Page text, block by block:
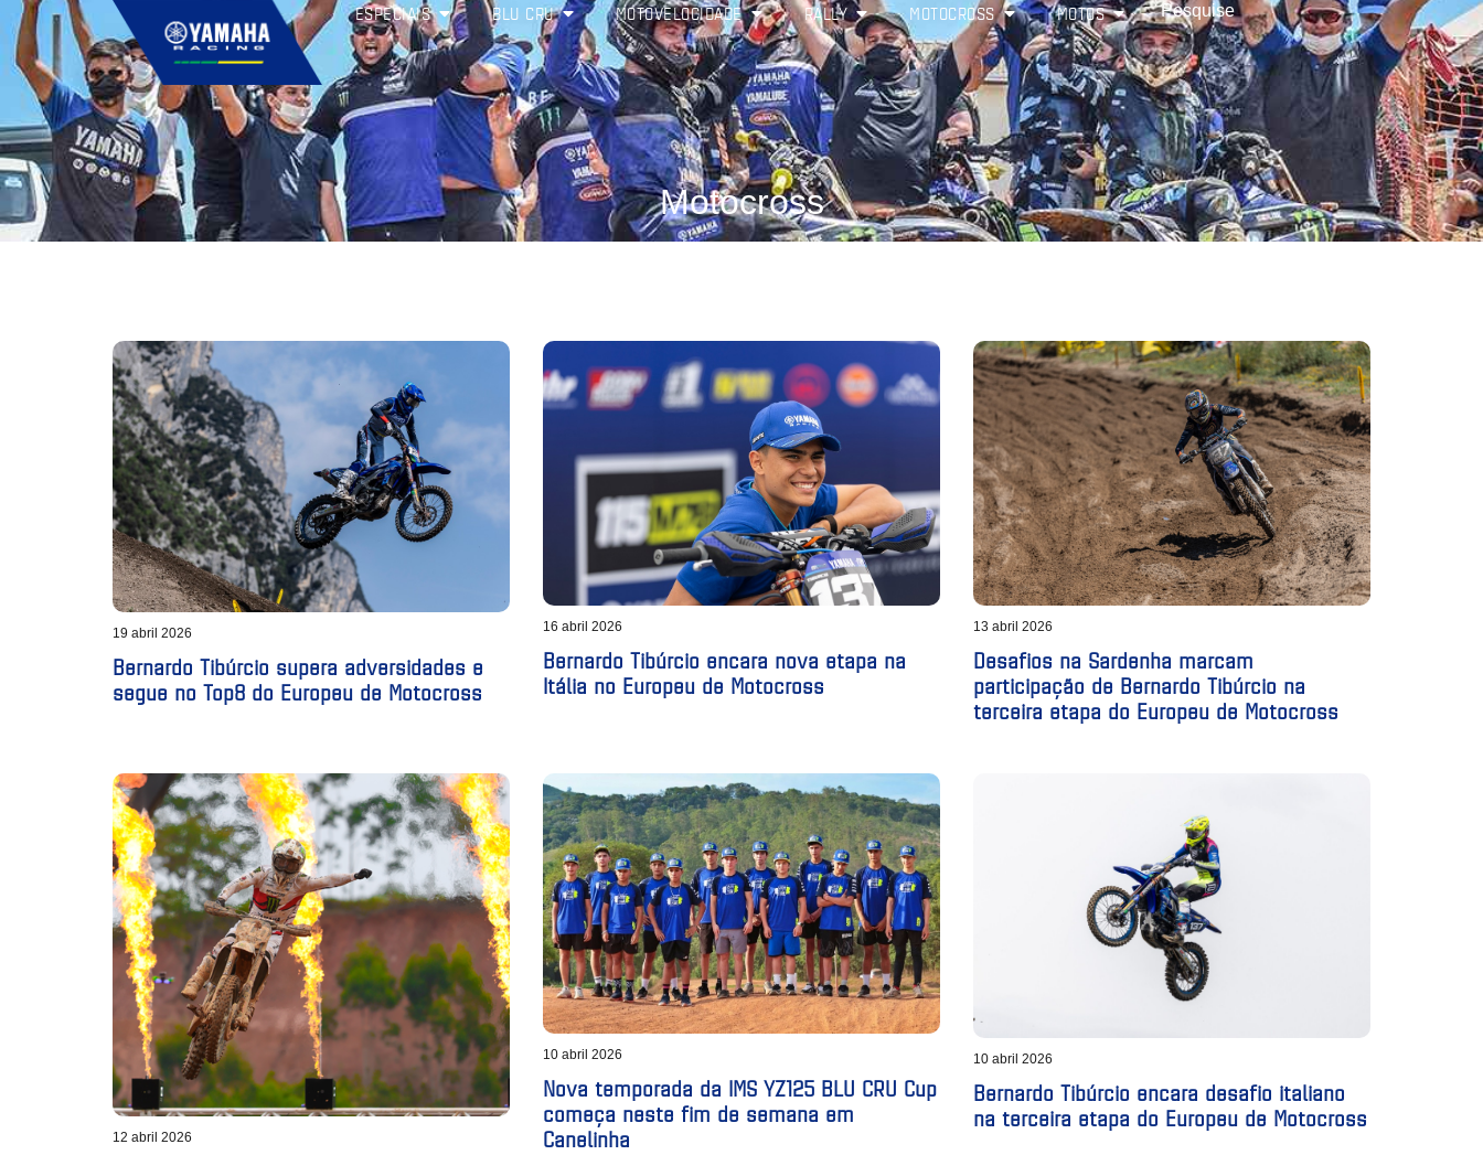
ESPECIAIS BLU CRU MOTOVELOCIDADE RALLY MOTOCROSS MOTOS
Motocross
19 abril 2026
Bernardo Tibúrcio supera adversidades e
segue no Top8 do Europeu de Motocross
16 abril 2026
Bernardo Tibúrcio encara nova etapa na
Itália no Europeu de Motocross
13 abril 2026
Desafios na Sardenha marcam
participação de Bernardo Tibúrcio na
terceira etapa do Europeu de Motocross
12 abril 2026
10 abril 2026
Nova temporada da IMS YZ125 BLU CRU Cup
começa neste fim de semana em
Canelinha
10 abril 2026
Bernardo Tibúrcio encara desafio italiano
na terceira etapa do Europeu de Motocross